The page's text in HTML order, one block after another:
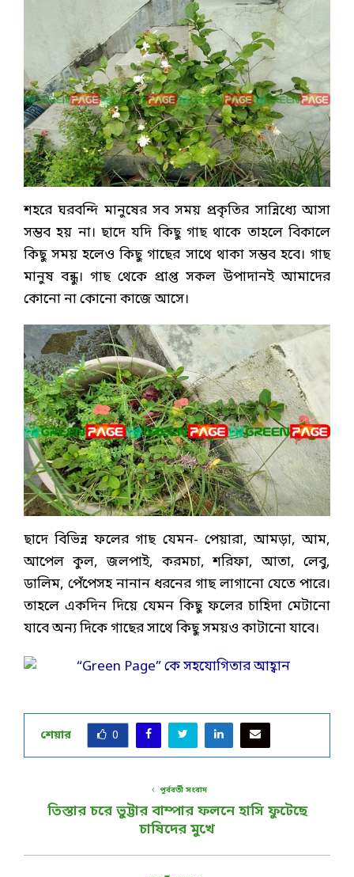
শহরে ঘরবন্দি মানুষের সব সময় প্রকৃতির সান্নিধ্যে আসা
সম্ভব হয় না। ছাদে যদি কিছু গাছ থাকে তাহলে বিকালে
কিছু সময় হলেও কিছু গাছের সাথে থাকা সম্ভব হবে। গাছ
মানুষ বন্ধু। গাছ থেকে প্রাপ্ত সকল উপাদানই আমাদের
কোনো না কোনো কাজে আসে।
ছাদে বিভিন্ন ফলের গাছ যেমন- পেয়ারা, আমড়া, আম,
আপেল কুল, জলপাই, করমচা, শরিফা, আতা, লেবু,
ডালিম, পেঁপেসহ নানান ধরনের গাছ লাগানো যেতে পারে।
তাহলে একদিন দিয়ে যেমন কিছু ফলের চাহিদা মেটানো
যাবে অন্য দিকে গাছের সাথে কিছু সময়ও কাটানো যাবে।
শেয়ার 0
পূর্ববর্তী সংবাদ
তিস্তার চরে ভুট্টার বাম্পার ফলনে হাসি ফুটেছে
চাষিদের মুখে